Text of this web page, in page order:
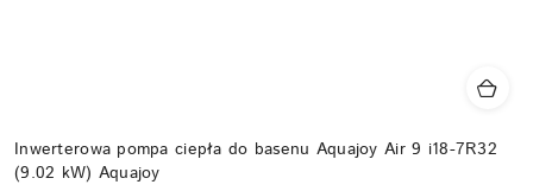
Inwerterowa pompa ciepła do basenu Aquajoy Air 9 i18-7R32
(9.02 kW) Aquajoy